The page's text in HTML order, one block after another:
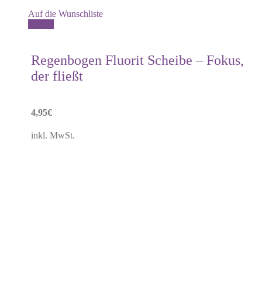
Auf die Wunschliste
Regenbogen Fluorit Scheibe – Fokus,
der fließt
4,95€
inkl. MwSt.